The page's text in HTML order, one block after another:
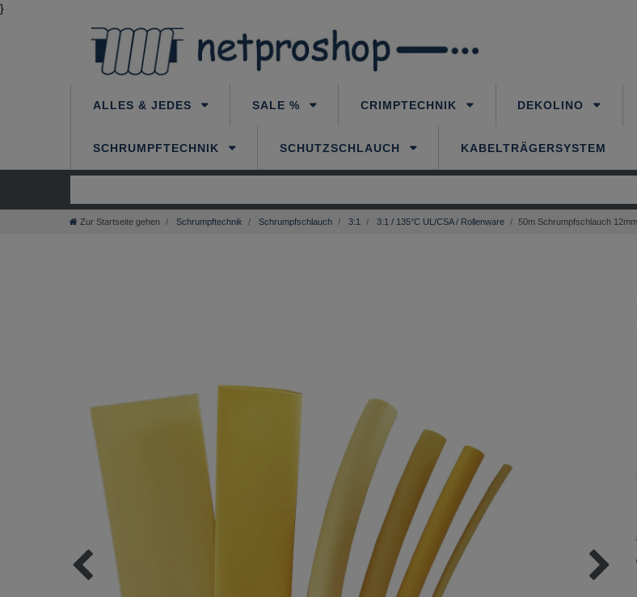
}
ALLES & JEDES SALE % CRIMPTECHNIK DEKOLINO
SCHRUMPFTECHNIK SCHUTZSCHLAUCH KABELTRÄGERSYSTEM
Zur Startseite gehen Schrumpftechnik Schrumpfschlauch 3:1 3:1 / 135°C UL/CSA / Rollenware 50m Schrumpfschlauch